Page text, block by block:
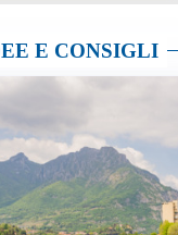
E CONSIGLI